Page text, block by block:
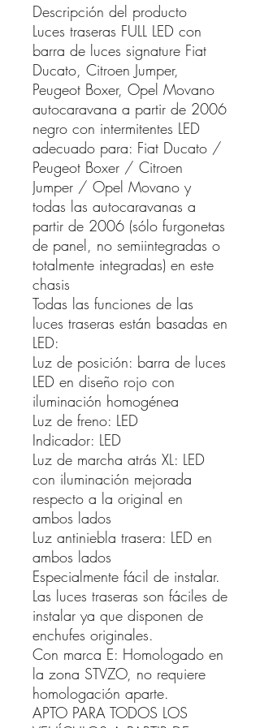
Descripción del producto
Luces traseras FULL LED con
barra de luces signature Fiat
Ducato, Citroen Jumper,
Peugeot Boxer, Opel Movano
autocaravana a partir de 2006
negro con intermitentes LED
adecuado para: Fiat Ducato /
Peugeot Boxer / Citroen
Jumper / Opel Movano y
todas las autocaravanas a
partir de 2006 (sólo furgonetas
de panel, no semiintegradas o
totalmente integradas) en este
chasis
Todas las funciones de las
luces traseras están basadas en
LED:
Luz de posición: barra de luces
LED en diseño rojo con
iluminación homogénea
Luz de freno: LED
Indicador: LED
Luz de marcha atrás XL: LED
con iluminación mejorada
respecto a la original en
ambos lados
Luz antiniebla trasera: LED en
ambos lados
Especialmente fácil de instalar.
Las luces traseras son fáciles de
instalar ya que disponen de
enchufes originales.
Con marca E: Homologado en
la zona STVZO, no requiere
homologación aparte.
APTO PARA TODOS LOS